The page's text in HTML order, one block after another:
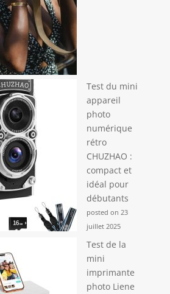
Test du mini
appareil
photo
numérique
rétro
CHUZHAO :
compact et
idéal pour
débutants
posted on 23
juillet 2025
Test de la
mini
imprimante
photo Liene